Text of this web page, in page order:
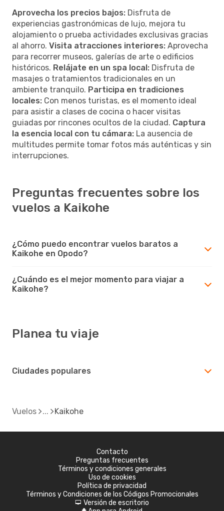
Aprovecha los precios bajos: Disfruta de
experiencias gastronómicas de lujo, mejora tu
alojamiento o prueba actividades exclusivas gracias
al ahorro. Visita atracciones interiores: Aprovecha
para recorrer museos, galerías de arte o edificios
históricos. Relájate en un spa local: Disfruta de
masajes o tratamientos tradicionales en un
ambiente tranquilo. Participa en tradiciones
locales: Con menos turistas, es el momento ideal
para asistir a clases de cocina o hacer visitas
guiadas por rincones ocultos de la ciudad. Captura
la esencia local con tu cámara: La ausencia de
multitudes permite tomar fotos más auténticas y sin
interrupciones.
Preguntas frecuentes sobre los
vuelos a Kaikohe
¿Cómo puedo encontrar vuelos baratos a
Kaikohe en Opodo?
¿Cuándo es el mejor momento para viajar a
Kaikohe?
Planea tu viaje
Ciudades populares
Vuelos Kaikohe
Contacto
Preguntas frecuentes
Términos y condiciones generales
Uso de cookies
Política de privacidad
Términos y Condiciones de los Códigos Promocionales
d Versión de escritorio